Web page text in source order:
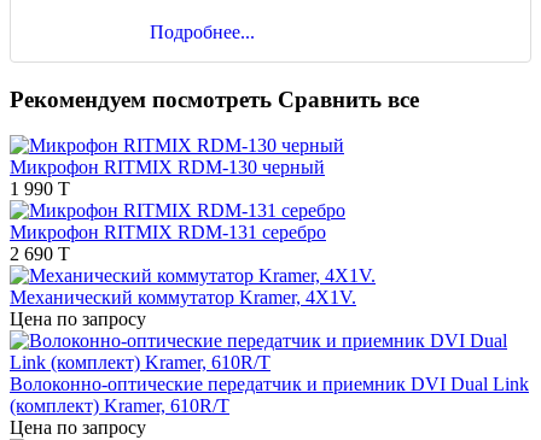
Подробнее...
Рекомендуем посмотреть Сравнить все
Микрофон RITMIX RDM-130 черный
1 990 T
Микрофон RITMIX RDM-131 серебро
2 690 T
Механический коммутатор Kramer, 4X1V.
Цена по запросу
Волоконно-оптические передатчик и приемник DVI Dual Link
(комплект) Kramer, 610R/T
Цена по запросу